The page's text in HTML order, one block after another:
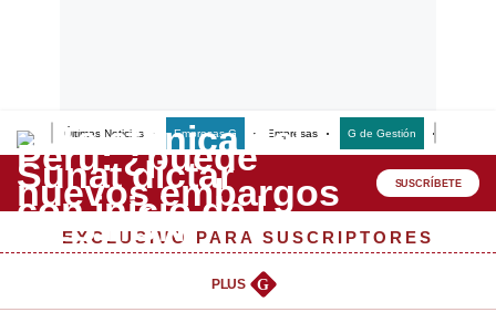
Últimas Noticias Empresas G Empresas G de Gestión
Lo último
Peru Quiosco
Management & Empleo
SUSCRÍBETE
EXCLUSIVO PARA SUSCRIPTORES
PLUS G